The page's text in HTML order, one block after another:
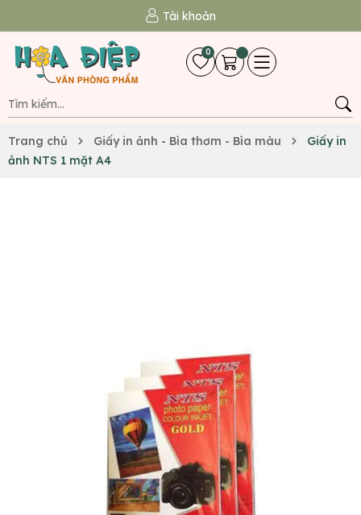
Tài khoản
0
Trang chủ Giấy in ảnh - Bìa thơm - Bìa màu
Giấy in
ảnh NTS 1 mặt A4